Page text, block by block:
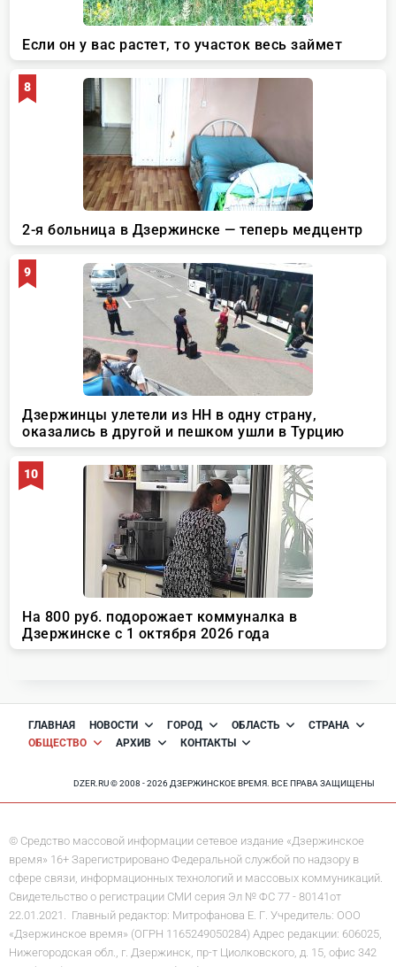
ГЛАВНАЯ НОВОСТИ ГОРОД ОБЛАСТЬ
СТРАНА
ОБЩЕСТВО
АРХИВ КОНТАКТЫ
DZER.RU © 2008 - 2026 ДЗЕРЖИНСКОЕ ВРЕМЯ. ВСЕ ПРАВА ЗАЩИЩЕНЫ
© Средство массовой информации сетевое издание «Дзержинское
время» 16+ Зарегистрировано Федеральной службой по надзору в
сфере связи, информационных технологий и массовых коммуникаций.
Свидетельство о регистрации СМИ серия Эл № ФС 77 - 80141от
22.01.2021. Главный редактор: Митрофанова Е. Г. Учредитель: ООО
«Дзержинское время» (ОГРН 1165249050284) Адрес редакции: 606025,
Нижегородская обл., г. Дзержинск, пр-т Циолковского, д. 15, офис 342